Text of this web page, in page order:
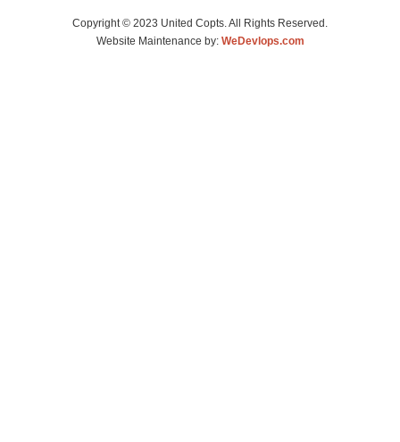
Copyright © 2023 United Copts. All Rights Reserved.
Website Maintenance by: WeDevlops.com